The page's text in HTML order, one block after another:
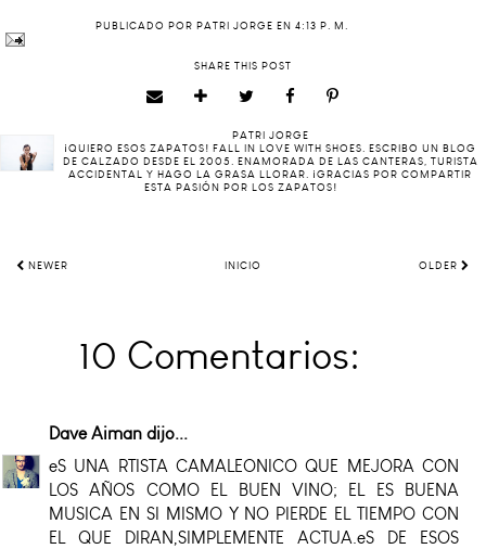
PUBLICADO POR PATRI JORGE EN 4:13 P. M.
SHARE THIS POST
PATRI JORGE
¡QUIERO ESOS ZAPATOS! FALL IN LOVE WITH SHOES. ESCRIBO UN BLOG
DE CALZADO DESDE EL 2005. ENAMORADA DE LAS CANTERAS, TURISTA
ACCIDENTAL Y HAGO LA GRASA LLORAR. ¡GRACIAS POR COMPARTIR
ESTA PASIÓN POR LOS ZAPATOS!
NEWER INICIO OLDER
10 Comentarios:
Dave Aiman dijo...
eS UNA RTISTA CAMALEONICO QUE MEJORA CON
LOS AÑOS COMO EL BUEN VINO; EL ES BUENA
MUSICA EN SI MISMO Y NO PIERDE EL TIEMPO CON
EL QUE DIRAN,SIMPLEMENTE ACTUA.eS DE ESOS